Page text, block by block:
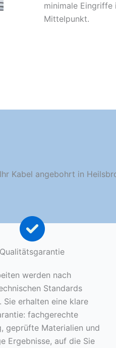
minimale Eingriffe
Mittelpunkt.
Kabel angebohrt in
Qualitätsgarantie
werden nach
Standards
Sie erhalten eine klare
fachgerechte
geprüfte Materialien und
Ergebnisse, auf die Sie